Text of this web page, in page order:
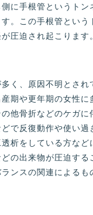
に手根管というトン
。この手根管という
圧迫され起こります。
く、原因不明とされ
期や更年期の女性に
他骨折などのケガに
で反復動作や使い過
析をしている方など
の出来物が圧迫する
ンスの関連によるも